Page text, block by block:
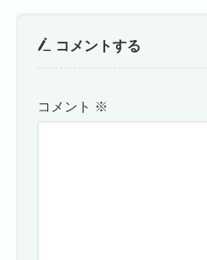
コメントする
コメント ※